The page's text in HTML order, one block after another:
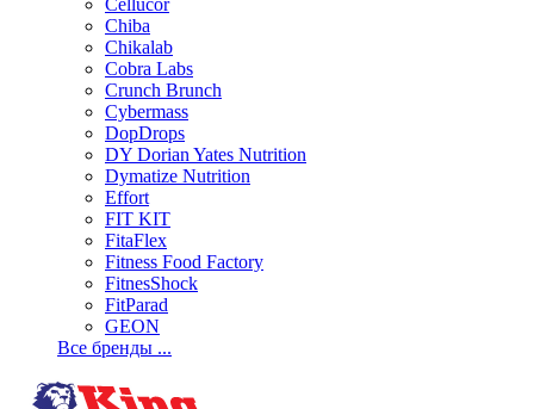
Cellucor
Chiba
Chikalab
Cobra Labs
Crunch Brunch
Cybermass
DopDrops
DY Dorian Yates Nutrition
Dymatize Nutrition
Effort
FIT KIT
FitaFlex
Fitness Food Factory
FitnesShock
FitParad
GEON
Все бренды ...